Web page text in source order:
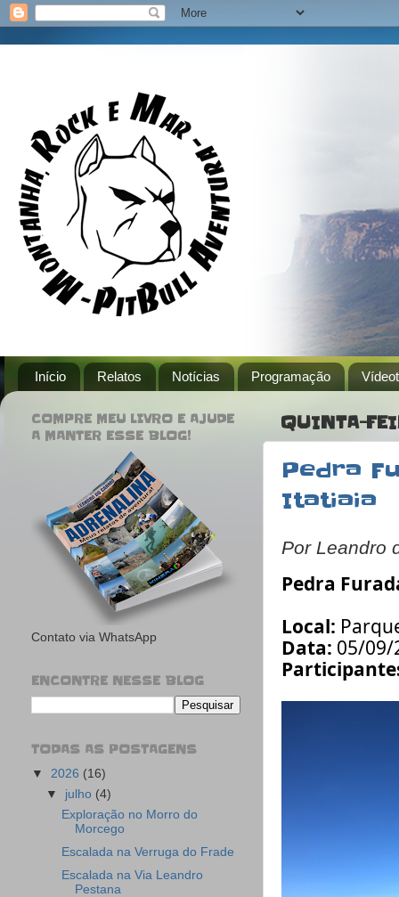
Início Relatos Notícias Programação
QUINTA-
Pedra
Itatiaia
Por Leandro
Pedra
Local:
Data: 05/09/
COMPRE MEU LIVRO E AJUDE
A MANTER ESSE BLOG!
Contato via WhatsApp
ENCONTRE NESSE BLOG
TODAS AS POSTAGENS
▼ 2026 (16)
▼ julho (4)
Exploração no Morro do
Morcego
Escalada na Verruga do Frade
Escalada na Via Leandro
Pestana